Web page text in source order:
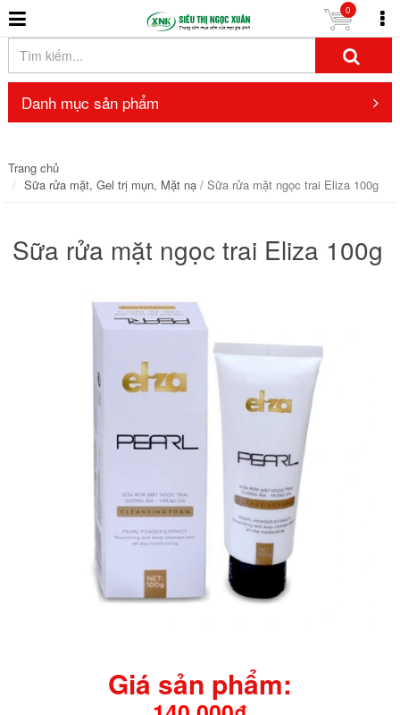
0
Danh mục sản phẩm
Trang chủ
Sữa rửa mặt, Gel trị mụn, Mặt nạ/ Sữa rửa mặt ngọc trai Eliza 100g
Sữa rửa mặt ngọc trai Eliza 100g
Giá sản phẩm: